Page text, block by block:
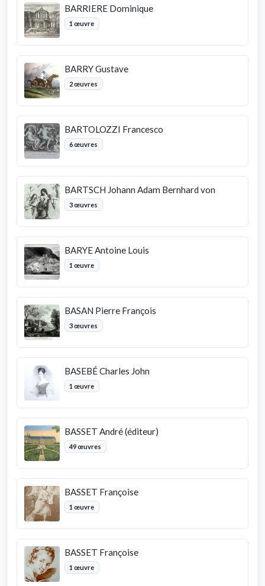
BARRIERE Dominique
1 œuvre
BARRY Gustave
2 œuvres
BARTOLOZZI Francesco
6 œuvres
BARTSCH Johann Adam Bernhard von
3 œuvres
BARYE Antoine Louis
1 œuvre
BASAN Pierre François
3 œuvres
BASEBÉ Charles John
1 œuvre
BASSET André (éditeur)
49 œuvres
BASSET Françoise
1 œuvre
BASSET Françoise
1 œuvre